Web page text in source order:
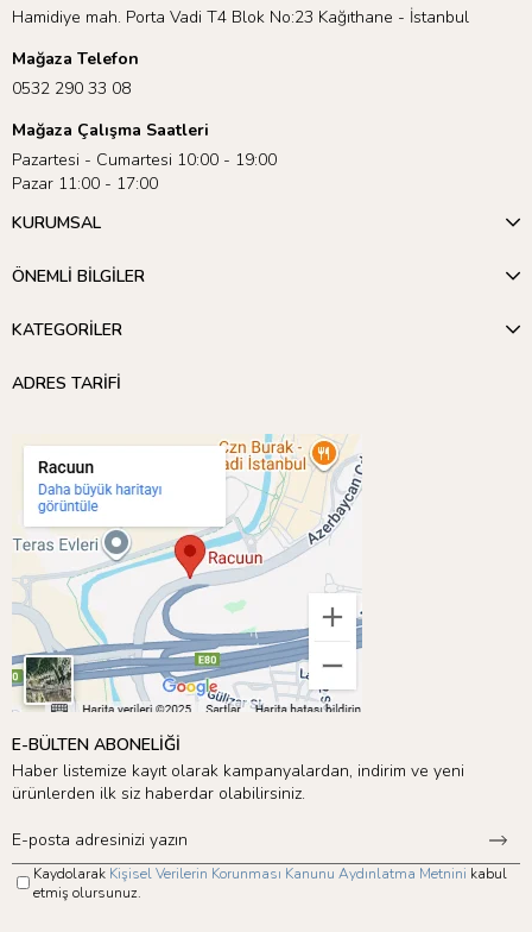
Hamidiye mah. Porta Vadi T4 Blok No:23 Kağıthane - İstanbul
Mağaza Telefon
0532 290 33 08
Mağaza Çalışma Saatleri
Pazartesi - Cumartesi 10:00 - 19:00
Pazar 11:00 - 17:00
KURUMSAL
ÖNEMLİ BİLGİLER
KATEGORİLER
ADRES TARİFİ
E-BÜLTEN ABONELİĞİ
Haber listemize kayıt olarak kampanyalardan, indirim ve yeni
ürünlerden ilk siz haberdar olabilirsiniz.
Kaydolarak Kişisel Verilerin Korunması Kanunu Aydınlatma Metnini kabul
etmiş olursunuz.